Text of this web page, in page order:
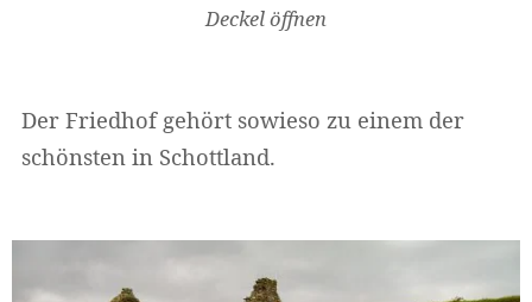
Deckel öffnen
Der Friedhof gehört sowieso zu einem der
schönsten in Schottland.